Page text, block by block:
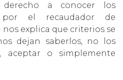
derecho a conocer los
por el recaudador de
nos explica que criterios se
dejan saberlos, no los
aceptar o simplemente